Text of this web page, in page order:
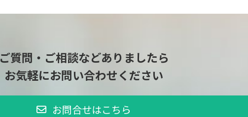
ご質問・ご相談などありましたら
お気軽にお問い合わせください
お問合せはこちら